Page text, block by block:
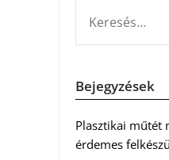
Bejegyzések
Plasztikai műtét
érdemes